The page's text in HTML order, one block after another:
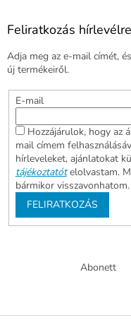
Feliratkozás hírlevélre
Adja meg az e-mail címét,
új termékeiről.
E-mail
Hozzájárulok, hogy az
mail címem
hírleveleket, ajánlatokat
tájékoztatót elolvastam.
bármikor visszavonhatom.
FELIRATKOZÁS
Abonett